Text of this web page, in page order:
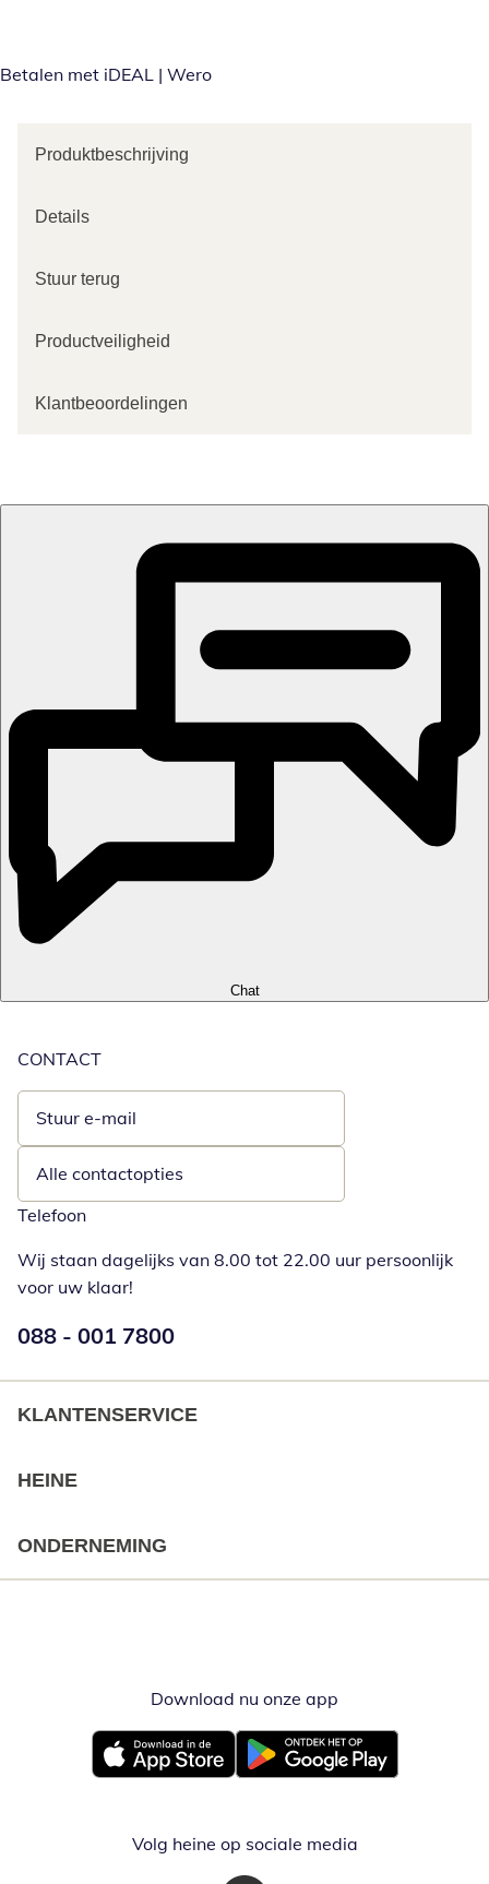
Betalen met iDEAL | Wero
Produktbeschrijving
Details
Stuur terug
Productveiligheid
Klantbeoordelingen
Chat
CONTACT
Stuur e-mail
Opent e-mailclient
Alle contactopties
Telefoon
Wij staan dagelijks van 8.00 tot 22.00 uur persoonlijk
voor uw klaar!
Telefoonnummer:
088 - 001 7800
KLANTENSERVICE
HEINE
ONDERNEMING
Download nu onze app
Opent in nieuw vensterOpent in nieuw venster
Volg heine op sociale media